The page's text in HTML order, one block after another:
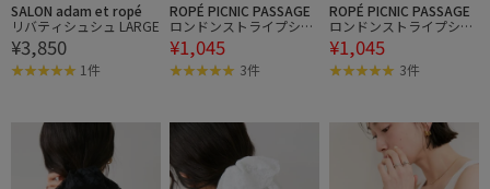
SALON adam et ropé
リバティシュシュ LARGE
¥3,850
1件
ROPÉ PICNIC PASSAGE
ロンドンストライプシュ
シュ
¥1,045
3件
ROPÉ PICNIC PASSAGE
ロンドンストライプシュ
シュ
¥1,045
3件